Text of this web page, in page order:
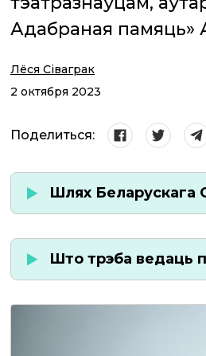
Адабраная памяць»
Лёся Сіваграк
2 октября 2023
Поделиться:
Шлях Беларускага
Што трэба ведаць